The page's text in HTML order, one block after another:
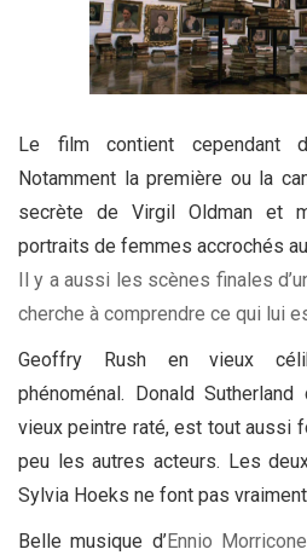
Le film contient cependant
Notamment la première ou la
secrète de Virgil Oldman et
portraits de femmes accrochés
Il y a aussi les scènes finales
cherche à comprendre ce qui lui
Geoffry Rush en vieux
phénoménal. Donald
vieux peintre raté, est tout aussi
peu les autres acteurs. Les
Sylvia Hoeks ne font pas
Belle musique d’Ennio Morricone